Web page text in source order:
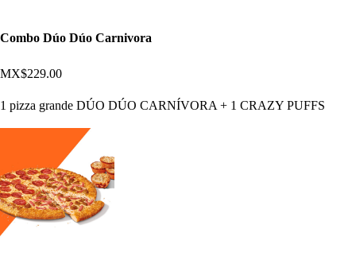
Combo Dúo Dúo Carnivora
MX$229.00
1 pizza grande DÚO DÚO CARNÍVORA + 1 CRAZY PUFFS